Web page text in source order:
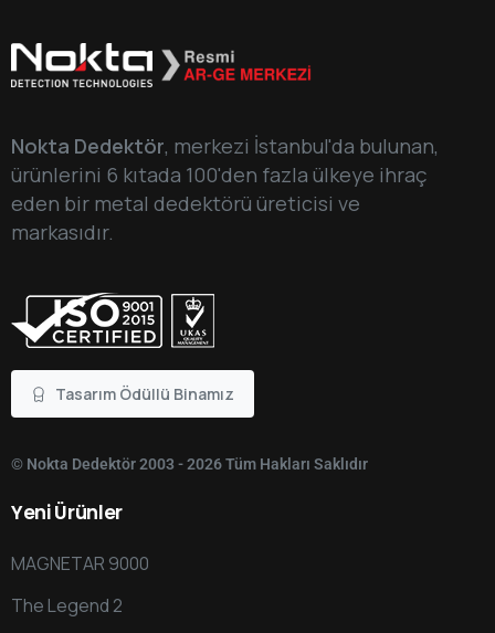
Nokta Dedektör, merkezi İstanbul'da bulunan,
ürünlerini 6 kıtada 100'den fazla ülkeye ihraç
eden bir metal dedektörü üreticisi ve
markasıdır.
Tasarım Ödüllü Binamız
© Nokta Dedektör 2003 - 2026 Tüm Hakları Saklıdır
YeniÜrünler
MAGNETAR 9000
The Legend 2